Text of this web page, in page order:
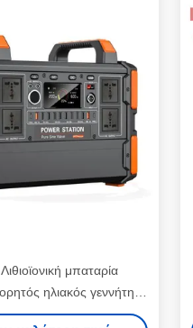
μπαταρία
ηλιακός γεννήτης
3000W φορητός